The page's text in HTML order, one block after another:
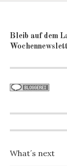
Bleib auf dem
What´s next